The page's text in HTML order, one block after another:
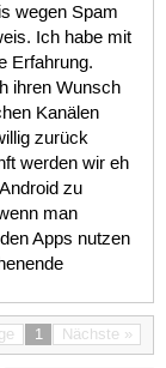
wegen Spam
Ich habe mit
Erfahrung.
ihren Wunsch
Kanälen
zurück
werden wir eh
zu
man
Apps nutzen
1 Nächste »